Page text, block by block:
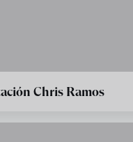
Chris Ramos